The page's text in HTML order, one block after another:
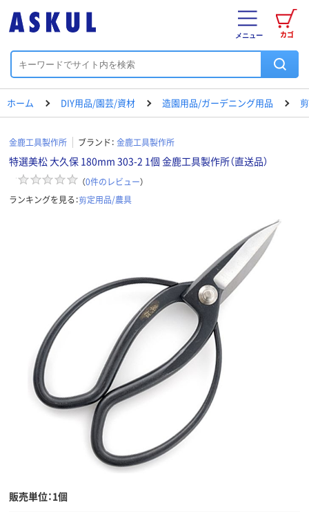
カゴ
メニュー
ホーム DIY用品/園芸/資材 造園用品/ガーデニング用品
金鹿工具製作所 ブランド： 金鹿工具製作所
特選美松 大久保 180mm 303-2 1個 金鹿工具製作所（直送品）
（0件のレビュー）
ランキングを見る：剪定用品/農具
販売単位：1個